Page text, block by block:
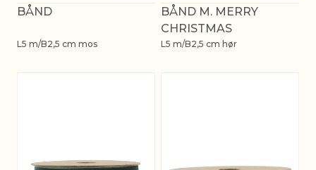
BÅND
L5 m/B2,5 cm mos
BÅND M. MERRY
CHRISTMAS
L5 m/B2,5 cm hør